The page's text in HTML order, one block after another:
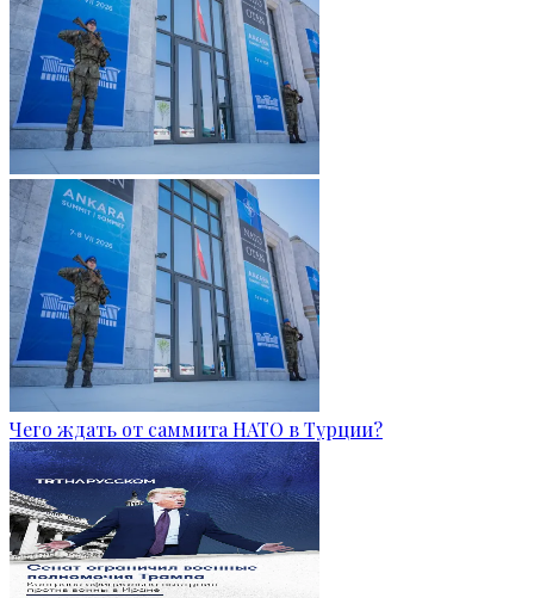
Чего ждать от саммита НАТО в Турции?